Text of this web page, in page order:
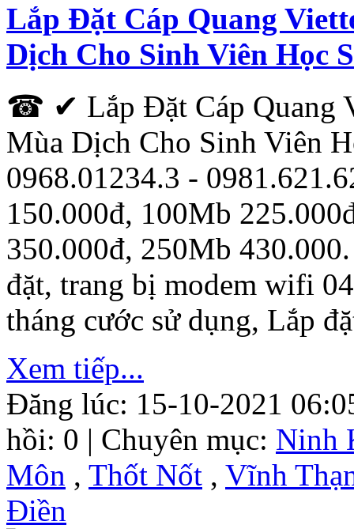
Lắp Đặt Cáp Quang
Dịch Cho Sinh Viên Học
☎ ✔‎ Lắp Đặt Cáp Quang
Mùa Dịch Cho Sinh
0968.01234.3 -
150.000đ, 100Mb
350.000đ, 250Mb
đặt, trang bị modem wifi
tháng cước sử dụng, Lắp
Xem tiếp...
Đăng lúc: 15-10-2021
hồi: 0 | Chuyên mục: Ninh
Môn , Thốt Nốt , Vĩnh
Điền